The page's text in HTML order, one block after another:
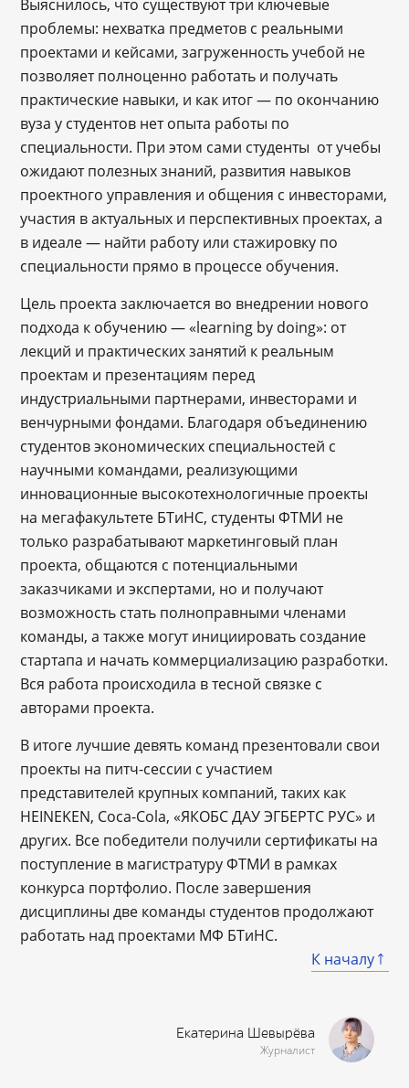
Выяснилось, что существуют три ключевые
проблемы: нехватка предметов с реальными
проектами и кейсами, загруженность учебой не
позволяет полноценно работать и получать
практические навыки, и как итог — по окончанию
вуза у студентов нет опыта работы по
специальности. При этом сами студенты от учебы
ожидают полезных знаний, развития навыков
проектного управления и общения с инвесторами,
участия в актуальных и перспективных проектах, а
в идеале — найти работу или стажировку по
специальности прямо в процессе обучения.
Цель проекта заключается во внедрении нового
подхода к обучению — «learning by doing»: от
лекций и практических занятий к реальным
проектам и презентациям перед
индустриальными партнерами, инвесторами и
венчурными фондами. Благодаря объединению
студентов экономических специальностей с
научными командами, реализующими
инновационные высокотехнологичные проекты
на мегафакультете БТиНС, студенты ФТМИ не
только разрабатывают маркетинговый план
проекта, общаются с потенциальными
заказчиками и экспертами, но и получают
возможность стать полноправными членами
команды, а также могут инициировать создание
стартапа и начать коммерциализацию разработки.
Вся работа происходила в тесной связке с
авторами проекта.
В итоге лучшие девять команд презентовали свои
проекты на питч-сессии с участием
представителей крупных компаний, таких как
HEINEKEN, Coca-Cola, «ЯКОБС ДАУ ЭГБЕРТС РУС» и
других. Все победители получили сертификаты на
поступление в магистратуру ФТМИ в рамках
конкурса портфолио. После завершения
дисциплины две команды студентов продолжают
работать над проектами МФ БТиНС.
К началу
Екатерина Шевырёва
Журналист